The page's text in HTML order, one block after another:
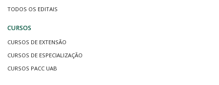
TODOS OS EDITAIS
CURSOS
CURSOS DE EXTENSÃO
CURSOS DE ESPECIALIZAÇÃO
CURSOS PACC UAB